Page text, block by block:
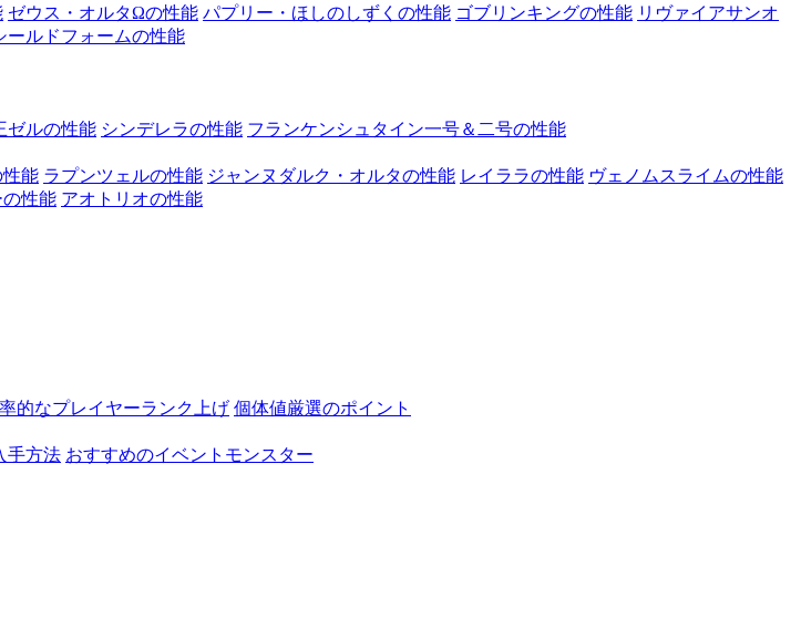
ゼウス・オルタΩの性能 パプリー・ほしのしずくの性能 ゴブリンキングの性能 リヴァイアサンオ
ールドフォームの性能
ゼルの性能 シンデレラの性能 フランケンシュタイン一号＆二号の性能
能 ラプンツェルの性能 ジャンヌダルク・オルタの性能 レイララの性能 ヴェノムスライムの性能
性能 アオトリオの性能
的なプレイヤーランク上げ 個体値厳選のポイント
手方法 おすすめのイベントモンスター